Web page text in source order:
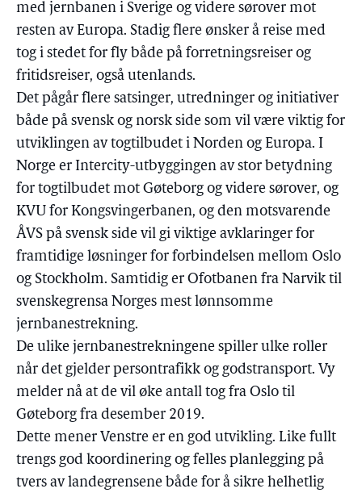
med jernbanen i Sverige og videre sørover mot
resten av Europa. Stadig flere ønsker å reise med
tog i stedet for fly både på forretningsreiser og
fritidsreiser, også utenlands.
Det pågår flere satsinger, utredninger og initiativer
både på svensk og norsk side som vil være viktig for
utviklingen av togtilbudet i Norden og Europa. I
Norge er Intercity-utbyggingen av stor betydning
for togtilbudet mot Gøteborg og videre sørover, og
KVU for Kongsvingerbanen, og den motsvarende
ÅVS på svensk side vil gi viktige avklaringer for
framtidige løsninger for forbindelsen mellom Oslo
og Stockholm. Samtidig er Ofotbanen fra Narvik til
svenskegrensa Norges mest lønnsomme
jernbanestrekning.
De ulike jernbanestrekningene spiller ulke roller
når det gjelder persontrafikk og godstransport. Vy
melder nå at de vil øke antall tog fra Oslo til
Gøteborg fra desember 2019.
Dette mener Venstre er en god utvikling. Like fullt
trengs god koordinering og felles planlegging på
tvers av landegrensene både for å sikre helhetlig